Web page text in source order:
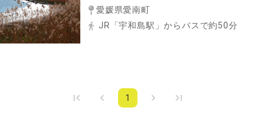
愛媛県愛南町
JR「宇和島駅」からバスで約50分
1